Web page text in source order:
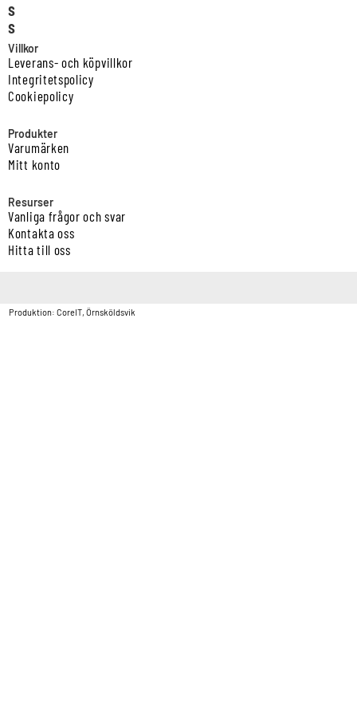
s
s
Villkor
Leverans- och köpvillkor
Integritetspolicy
Cookiepolicy
Produkter
Varumärken
Mitt konto
Resurser
Vanliga frågor och svar
Kontakta oss
Hitta till oss
Produktion: CoreIT, Örnsköldsvik